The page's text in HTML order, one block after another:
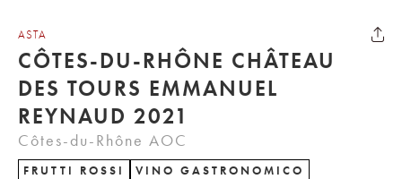
ASTA
CÔTES-DU-RHÔNE CHÂTEAU
DES TOURS EMMANUEL
REYNAUD 2021
Côtes-du-Rhône AOC
FRUTTI ROSSI VINO GASTRONOMICO